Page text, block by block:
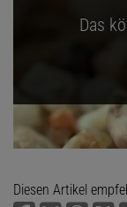
Das
Diesen Artikel